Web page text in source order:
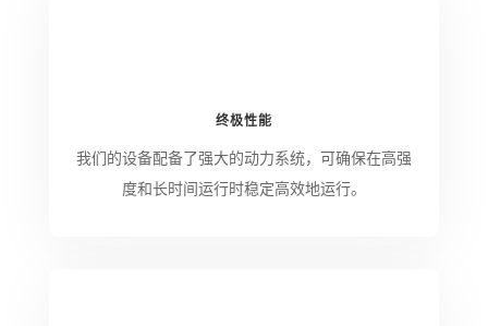
终极性能
我们的设备配备了强大的动力系统，可确保在高强
度和长时间运行时稳定高效地运行。